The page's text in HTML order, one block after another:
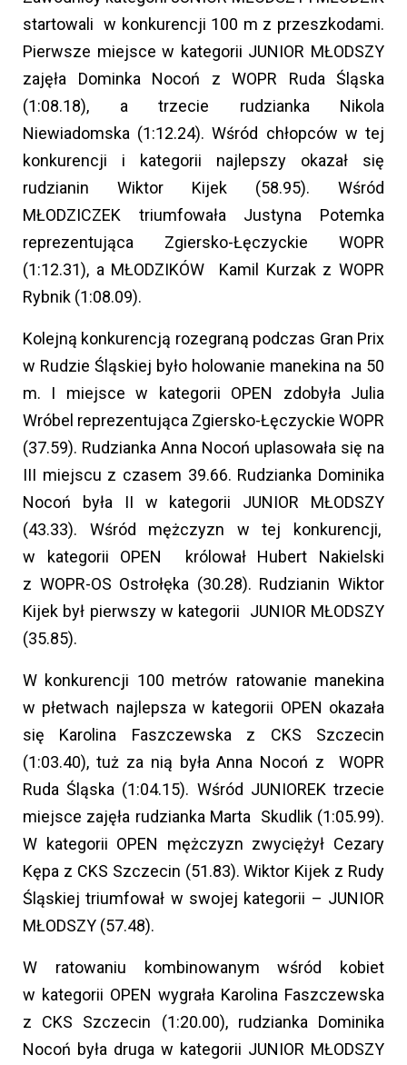
startowali w konkurencji 100 m z przeszkodami.
Pierwsze miejsce w kategorii JUNIOR MŁODSZY
zajęła Dominka Nocoń z WOPR Ruda Śląska
(1:08.18), a trzecie rudzianka Nikola
Niewiadomska (1:12.24). Wśród chłopców w tej
konkurencji i kategorii najlepszy okazał się
rudzianin Wiktor Kijek (58.95). Wśród
MŁODZICZEK triumfowała Justyna Potemka
reprezentująca Zgiersko-Łęczyckie WOPR
(1:12.31), a MŁODZIKÓW Kamil Kurzak z WOPR
Rybnik (1:08.09).
Kolejną konkurencją rozegraną podczas Gran Prix
w Rudzie Śląskiej było holowanie manekina na 50
m. I miejsce w kategorii OPEN zdobyła Julia
Wróbel reprezentująca Zgiersko-Łęczyckie WOPR
(37.59). Rudzianka Anna Nocoń uplasowała się na
III miejscu z czasem 39.66. Rudzianka Dominika
Nocoń była II w kategorii JUNIOR MŁODSZY
(43.33). Wśród mężczyzn w tej konkurencji,
w kategorii OPEN królował Hubert Nakielski
z WOPR-OS Ostrołęka (30.28). Rudzianin Wiktor
Kijek był pierwszy w kategorii JUNIOR MŁODSZY
(35.85).
W konkurencji 100 metrów ratowanie manekina
w płetwach najlepsza w kategorii OPEN okazała
się Karolina Faszczewska z CKS Szczecin
(1:03.40), tuż za nią była Anna Nocoń z WOPR
Ruda Śląska (1:04.15). Wśród JUNIOREK trzecie
miejsce zajęła rudzianka Marta Skudlik (1:05.99).
W kategorii OPEN mężczyzn zwyciężył Cezary
Kępa z CKS Szczecin (51.83). Wiktor Kijek z Rudy
Śląskiej triumfował w swojej kategorii – JUNIOR
MŁODSZY (57.48).
W ratowaniu kombinowanym wśród kobiet
w kategorii OPEN wygrała Karolina Faszczewska
z CKS Szczecin (1:20.00), rudzianka Dominika
Nocoń była druga w kategorii JUNIOR MŁODSZY